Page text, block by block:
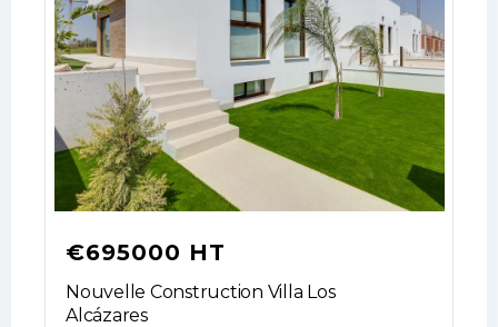
€695000 HT
Nouvelle Construction Villa Los
Alcázares
Log In
Don't have an account?Sign Up
Username